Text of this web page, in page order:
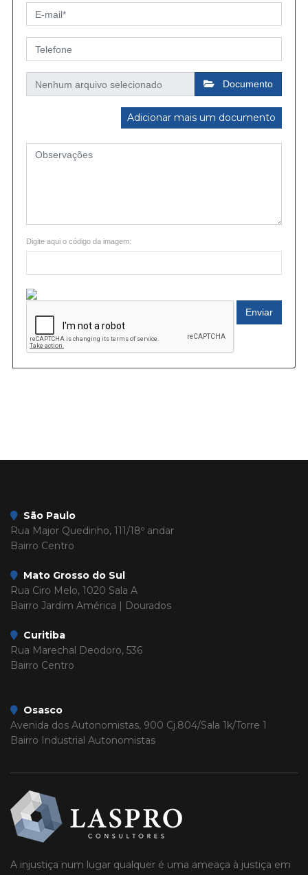
Documento
Adicionar mais um documento
Digite aqui o código da imagem:
Enviar
São Paulo
Rua Major Quedinho, 111/18º andar
Bairro Centro
Mato Grosso do Sul
Rua Ciro Melo, 1020 Sala A
Bairro Jardim América | Dourados
Curitiba
Rua Marechal Deodoro, 536
Bairro Centro
Osasco
Avenida dos Autonomistas, 900 Cj.804/Sala 1k/Torre 1
Bairro Industrial Autonomistas
A injustiça num lugar qualquer é uma ameaça à justiça em